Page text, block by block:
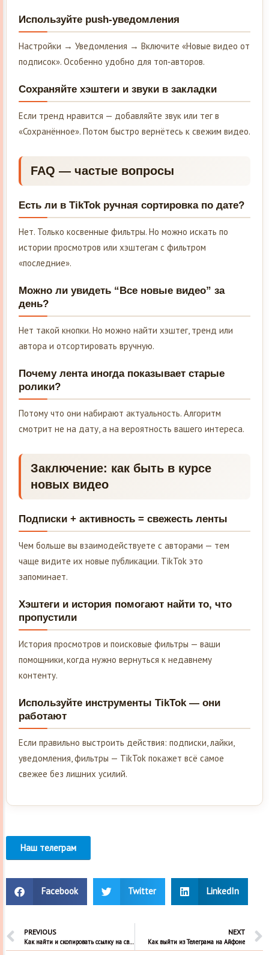
Используйте push‑уведомления
Настройки → Уведомления → Включите «Новые видео от
подписок». Особенно удобно для топ‑авторов.
Сохраняйте хэштеги и звуки в закладки
Если тренд нравится — добавляйте звук или тег в
«Сохранённое». Потом быстро вернётесь к свежим видео.
FAQ — частые вопросы
Есть ли в TikTok ручная сортировка по дате?
Нет. Только косвенные фильтры. Но можно искать по
истории просмотров или хэштегам с фильтром
«последние».
Можно ли увидеть “Все новые видео” за
день?
Нет такой кнопки. Но можно найти хэштег, тренд или
автора и отсортировать вручную.
Почему лента иногда показывает старые
ролики?
Потому что они набирают актуальность. Алгоритм
смотрит не на дату, а на вероятность вашего интереса.
Заключение: как быть в курсе
новых видео
Подписки + активность = свежесть ленты
Чем больше вы взаимодействуете с авторами — тем
чаще видите их новые публикации. TikTok это
запоминает.
Хэштеги и история помогают найти то, что
пропустили
История просмотров и поисковые фильтры — ваши
помощники, когда нужно вернуться к недавнему
контенту.
Используйте инструменты TikTok — они
работают
Если правильно выстроить действия: подписки, лайки,
уведомления, фильтры — TikTok покажет всё самое
свежее без лишних усилий.
Наш телеграм
Facebook Twitter LinkedIn
PREVIOUS
Как найти и скопировать ссылку на свой Телеграмм
NEXT
Как выйти из Телеграма на Айфоне